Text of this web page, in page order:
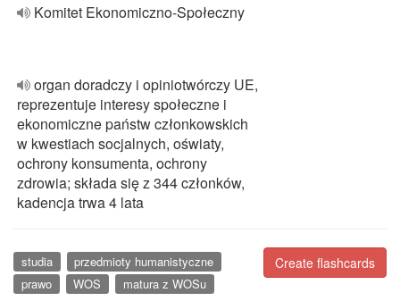
Komitet Ekonomiczno-Społeczny
organ doradczy i opiniotwórczy UE,
reprezentuje interesy społeczne i
ekonomiczne państw członkowskich
w kwestiach socjalnych, oświaty,
ochrony konsumenta, ochrony
zdrowia; składa się z 344 członków,
kadencja trwa 4 lata
Create flashcards
studia
przedmioty humanistyczne
prawo
WOS matura z WOSu